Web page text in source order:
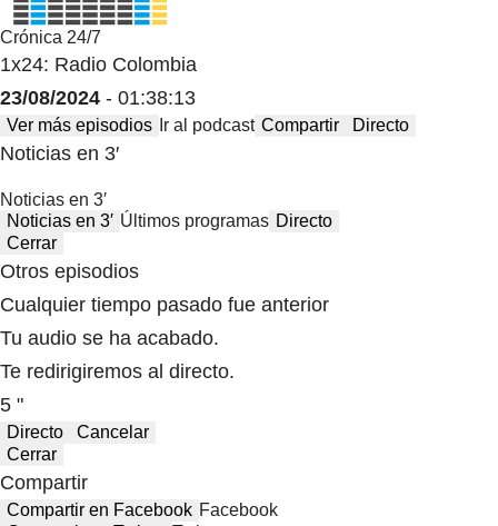
Crónica 24/7
1x24: Radio Colombia
23/08/2024 - 01:38:13
Ver más episodios Ir al podcast Compartir Directo
Noticias en 3′
Noticias en 3′
Noticias en 3′ Últimos programas Directo
Cerrar
Otros episodios
Cualquier tiempo pasado fue anterior
Tu audio se ha acabado.
Te redirigiremos al directo.
5 "
Directo
Cancelar
Cerrar
Compartir
Compartir en Facebook Facebook